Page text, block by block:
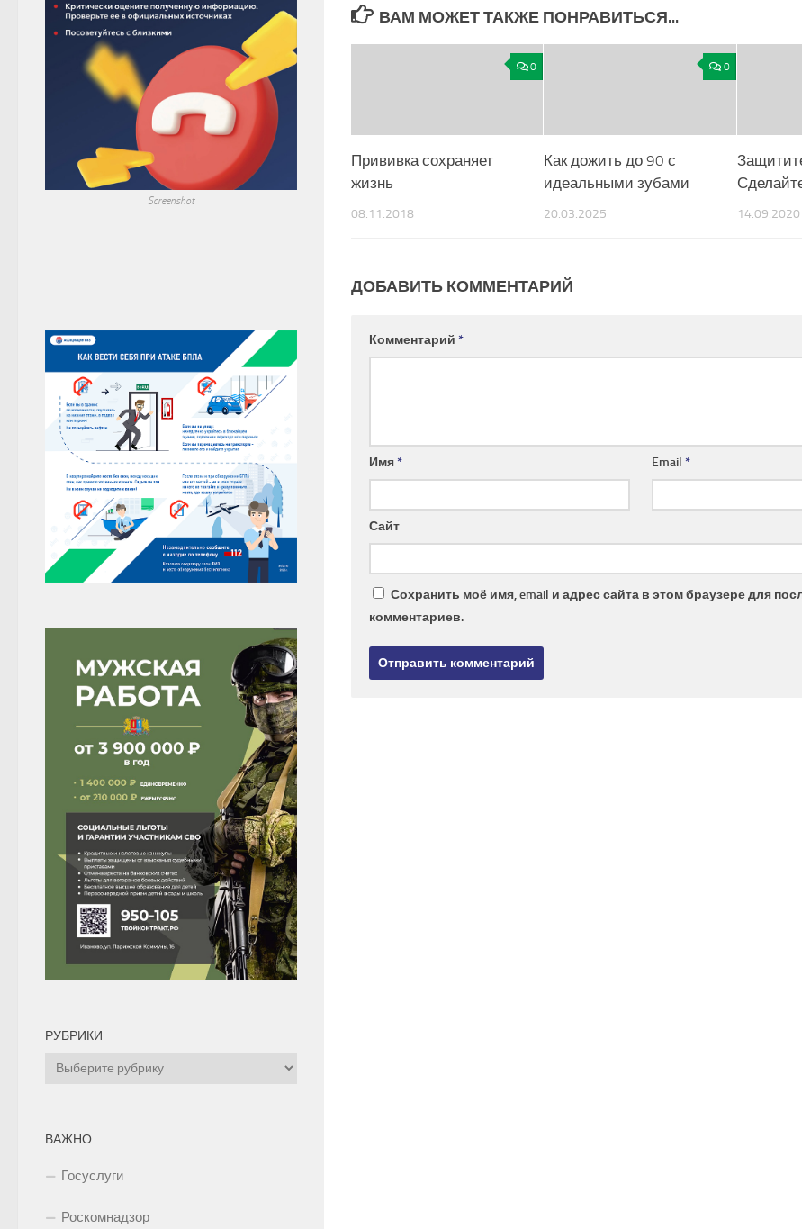
ВАМ МОЖЕТ ТАКЖЕ ПОНРАВИТЬСЯ...
0
Прививка сохраняет
жизнь
08.11.2018
0
Как дожить до 90 с
идеальными зубами
20.03.2025 14.09.2020
ДОБАВИТЬ КОММЕНТАРИЙ
Комментарий *
Имя* Email*
Сайт
Сохранить моё имя, email и адрес сайта в этом браузере для
комментариев.
Screenshot
РУБРИКИ
Рубрики
ВАЖНО
Госуслуги
Роскомнадзор